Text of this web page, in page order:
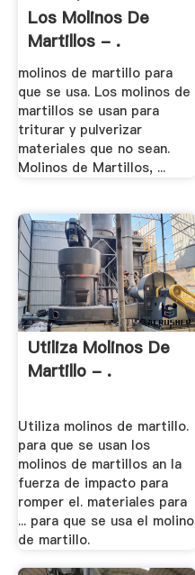
Los Molinos De
Martillos - .
molinos de martillo para
que se usa. Los molinos de
martillos se usan para
triturar y pulverizar
materiales que no sean.
Molinos de Martillos, ...
Utiliza Molinos De
Martillo - .
Utiliza molinos de martillo.
para que se usan los
molinos de martillos an la
fuerza de impacto para
romper el. materiales para
... para que se usa el molino
de martillo.